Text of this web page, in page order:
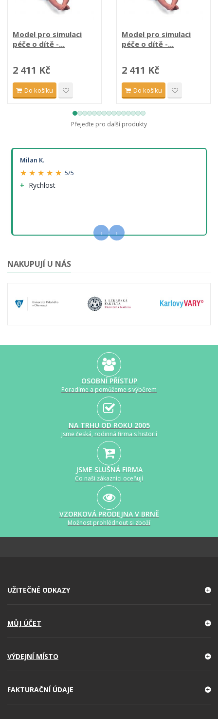
Model pro simulaci
péče o dítě -...
2 411 Kč
Do košíku
Model pro simulaci
péče o dítě -...
2 411 Kč
Do košíku
Přejeďte pro další produkty
Milan K.
★ ★ ★ ★ ★ 5/5
Rychlost
‹ ›
NAKUPUJÍ U NÁS
OSOBNÍ PŘÍSTUP
Poradíme a pomůžeme s výběrem
NA TRHU OD ROKU 2005
Jsme česká, rodinná firma s historií
JSME SLUŠNÁ FIRMA
Co naši zákazníci oceňují
VZORKOVÁ PRODEJNA V BRNĚ
Možnost prohlédnout si zboží
UŽITEČNÉ ODKAZY
MŮJ ÚČET
VÝDEJNÍ MÍSTO
FAKTURAČNÍ ÚDAJE